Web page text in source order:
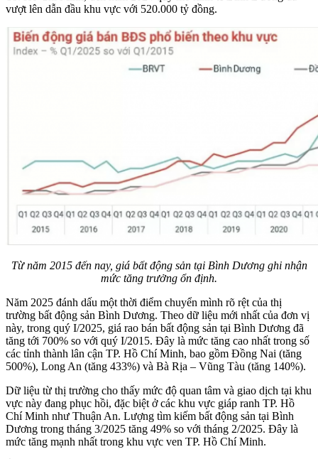
vượt lên dẫn đầu khu vực với 520.000 tỷ đồng.
Từ năm 2015 đến nay, giá bất động sản tại Bình Dương ghi nhận
mức tăng trưởng ổn định.
Năm 2025 đánh dấu một thời điểm chuyển mình rõ rệt của thị
trường bất động sản Bình Dương. Theo dữ liệu mới nhất của đơn vị
này, trong quý I/2025, giá rao bán bất động sản tại Bình Dương đã
tăng tới 700% so với quý I/2015. Đây là mức tăng cao nhất trong số
các tỉnh thành lân cận TP. Hồ Chí Minh, bao gồm Đồng Nai (tăng
500%), Long An (tăng 433%) và Bà Rịa – Vũng Tàu (tăng 140%).
Dữ liệu từ thị trường cho thấy mức độ quan tâm và giao dịch tại khu
vực này đang phục hồi, đặc biệt ở các khu vực giáp ranh TP. Hồ
Chí Minh như Thuận An. Lượng tìm kiếm bất động sản tại Bình
Dương trong tháng 3/2025 tăng 49% so với tháng 2/2025. Đây là
mức tăng mạnh nhất trong khu vực ven TP. Hồ Chí Minh.